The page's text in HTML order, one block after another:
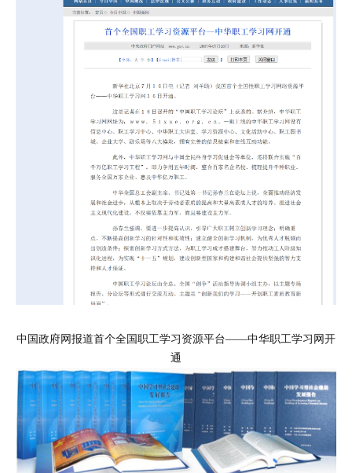
中国政府网报道首个全国职工学习资源平台——中华职工学习网开
通